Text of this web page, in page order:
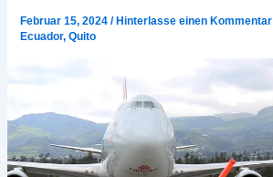
Februar 15, 2024/ Hinterlasse einen Kommentar
Ecuador,Quito